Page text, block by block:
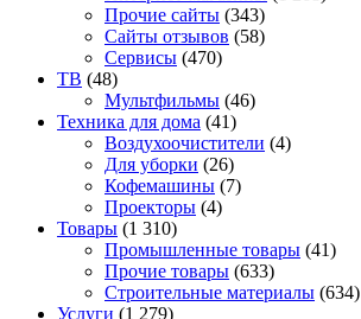
Прочие сайты (343)
Сайты отзывов (58)
Сервисы (470)
ТВ (48)
Мультфильмы (46)
Техника для дома (41)
Воздухоочистители (4)
Для уборки (26)
Кофемашины (7)
Проекторы (4)
Товары (1 310)
Промышленные товары (41)
Прочие товары (633)
Строительные материалы (634)
Услуги (1 279)